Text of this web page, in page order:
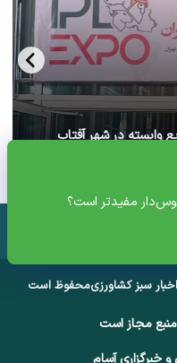
مفیدتر است؟
وابسته در شهر آفتاب
اخبار سبز کشاورزیمحفوظ است
منبع مجاز است
خبرگزاری آسام